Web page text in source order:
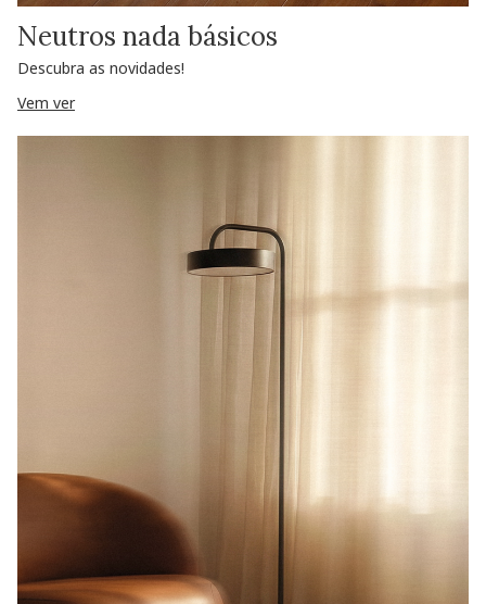
Neutros nada básicos
Descubra as novidades!
Vem ver